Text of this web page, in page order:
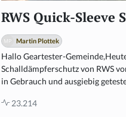
RWS Quick-Sleeve
Martin Plottek
Hallo Geartester-
Schalldämpferschutz von RWS
in Gebrauch und ausgiebig
23.214